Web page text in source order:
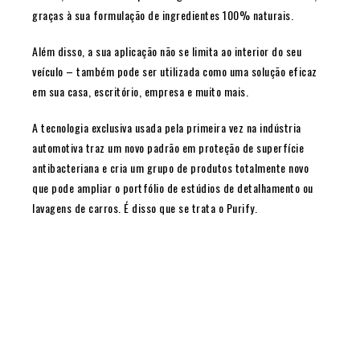
graças à sua formulação de ingredientes 100% naturais.
Além disso, a sua aplicação não se limita ao interior do seu
veículo – também pode ser utilizada como uma solução eficaz
em sua casa, escritório, empresa e muito mais.
A tecnologia exclusiva usada pela primeira vez na indústria
automotiva traz um novo padrão em proteção de superfície
antibacteriana e cria um grupo de produtos totalmente novo
que pode ampliar o portfólio de estúdios de detalhamento ou
lavagens de carros. É disso que se trata o Purify.